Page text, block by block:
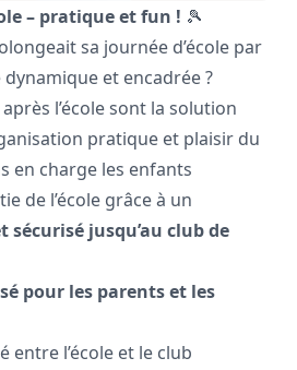
– pratique et fun ! 🎾
sa journée d’école par
et encadrée ?
l’école sont la solution
pratique et plaisir du
en charge les enfants
de l’école grâce à un
jusqu’au club de
pour les parents et les
entre l’école et le club